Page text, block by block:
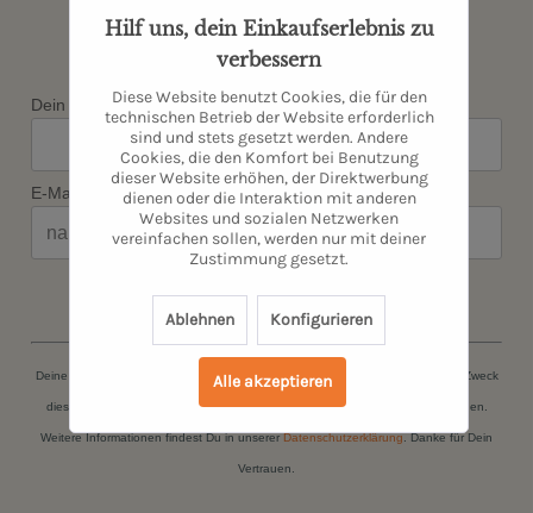
Angebot verpassen
Dein Vorname*
E-Mail*
JETZT ANMELDEN
Deine persönlichen Daten (Name, E-Mail-Adresse) werden ausschließlich zum Zweck
dieser Zusendungen gespeichert. Du kannst Dich jederzeit kostenfrei abmelden.
Weitere Informationen findest Du in unsererDatenschutzerklärung. Danke für Dein
Vertrauen.
Hilf uns, dein Einkaufserlebnis zu
verbessern
Diese Website benutzt Cookies, die für den
technischen Betrieb der Website erforderlich
sind und stets gesetzt werden. Andere
Cookies, die den Komfort bei Benutzung
dieser Website erhöhen, der Direktwerbung
dienen oder die Interaktion mit anderen
Websites und sozialen Netzwerken
vereinfachen sollen, werden nur mit deiner
Zustimmung gesetzt.
Ablehnen Konfigurieren
Alle akzeptieren